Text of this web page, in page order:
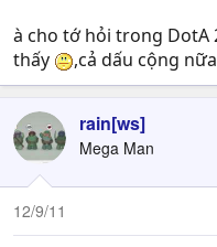
à cho tớ hỏi trong DotA
thấy
,cả dấu cộng nữa
rain[ws]
Mega Man
12/9/11